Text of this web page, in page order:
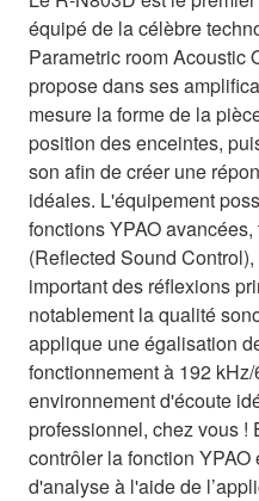
équipé de la célèbre
Parametric room Acoustic
propose dans ses
mesure la forme de la
position des enceintes,
son afin de créer une
idéales. L'équipement
fonctions YPAO
(Reflected Sound
important des réflexions
notablement la qualité
applique une égalisation
fonctionnement à 192
environnement d'écoute
professionnel, chez vous !
contrôler la fonction
d'analyse à l'aide de